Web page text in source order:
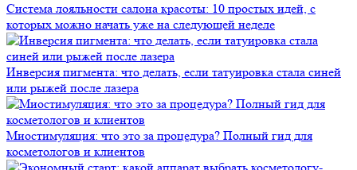
Система лояльности салона красоты: 10 простых идей, с
которых можно начать уже на следующей неделе
Инверсия пигмента: что делать, если татуировка стала синей
или рыжей после лазера
Миостимуляция: что это за процедура? Полный гид для
косметологов и клиентов